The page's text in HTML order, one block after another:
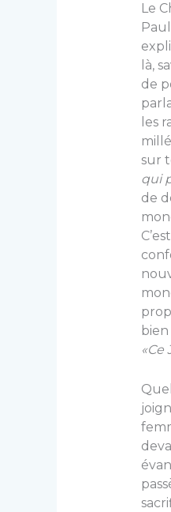
Le
là,
de
les
sur
qui
de
«Ce